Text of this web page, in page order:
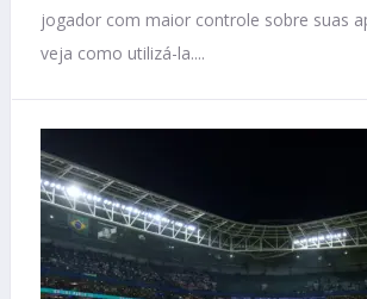
jogador com maior controle sobre suas
veja como utilizá-la....